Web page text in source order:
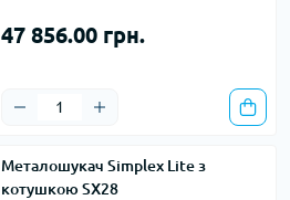
47 856.00 грн.
Металошукач Simplex Lite з
котушкою SX28